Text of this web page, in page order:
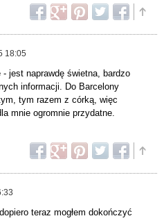
18:05
jest naprawdę świetna, bardzo
informacji. Do Barcelony
tym razem z córką, więc
mnie ogromnie przydatne.
teraz mogłem dokończyć